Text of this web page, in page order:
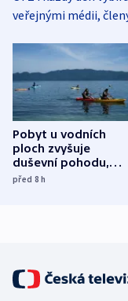
veřejnými médii,
Pobyt u vodních
ploch zvyšuje
duševní pohodu,
ukázala
před 8h